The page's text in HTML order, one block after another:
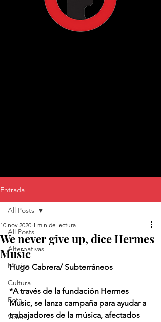
Entrada
All Posts
Alternativas
Música
Cultura
Foto
Video
All Posts
We never give up, dice Hermes
Music
10 nov 2020 1 min de lectura
Hugo Cabrera/ Subterráneos
*A través de la fundación Hermes
Music, se lanza campaña para ayudar a
trabajadores de la música, afectados